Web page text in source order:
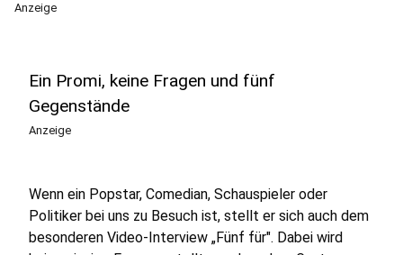
Anzeige
Ein Promi, keine Fragen und fünf
Gegenstände
Anzeige
Wenn ein Popstar, Comedian, Schauspieler oder
Politiker bei uns zu Besuch ist, stellt er sich auch dem
besonderen Video-Interview „Fünf für". Dabei wird